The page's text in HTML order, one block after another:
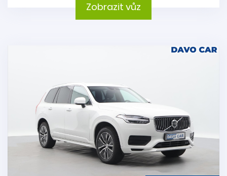
Zobrazit vůz